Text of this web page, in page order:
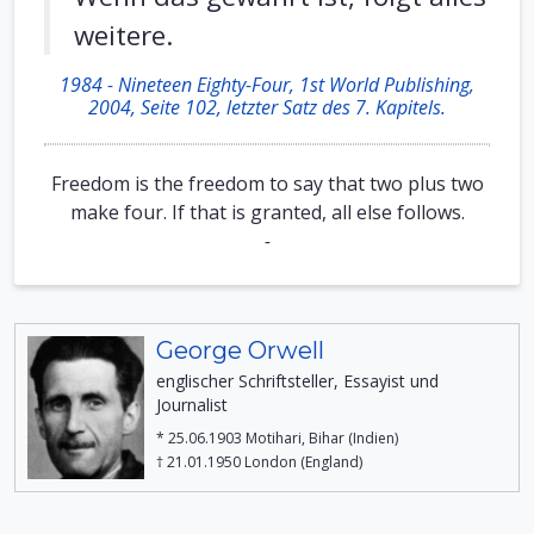
weitere.
1984 - Nineteen Eighty-Four, 1st World Publishing,
2004, Seite 102, letzter Satz des 7. Kapitels.
Freedom is the freedom to say that two plus two
make four. If that is granted, all else follows.
-
George Orwell
englischer Schriftsteller, Essayist und
Journalist
* 25.06.1903 Motihari, Bihar (Indien)
† 21.01.1950 London (England)